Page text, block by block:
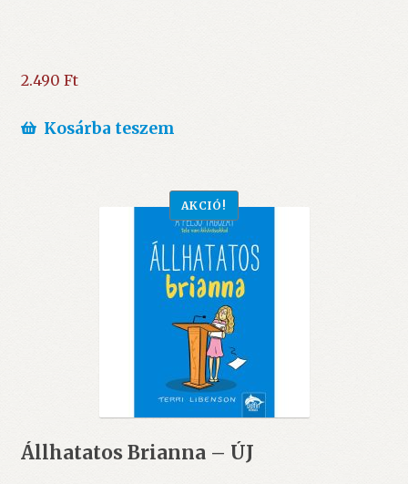
2.490 Ft
Kosárba teszem
Állhatatos Brianna – ÚJ
AKCIÓ!